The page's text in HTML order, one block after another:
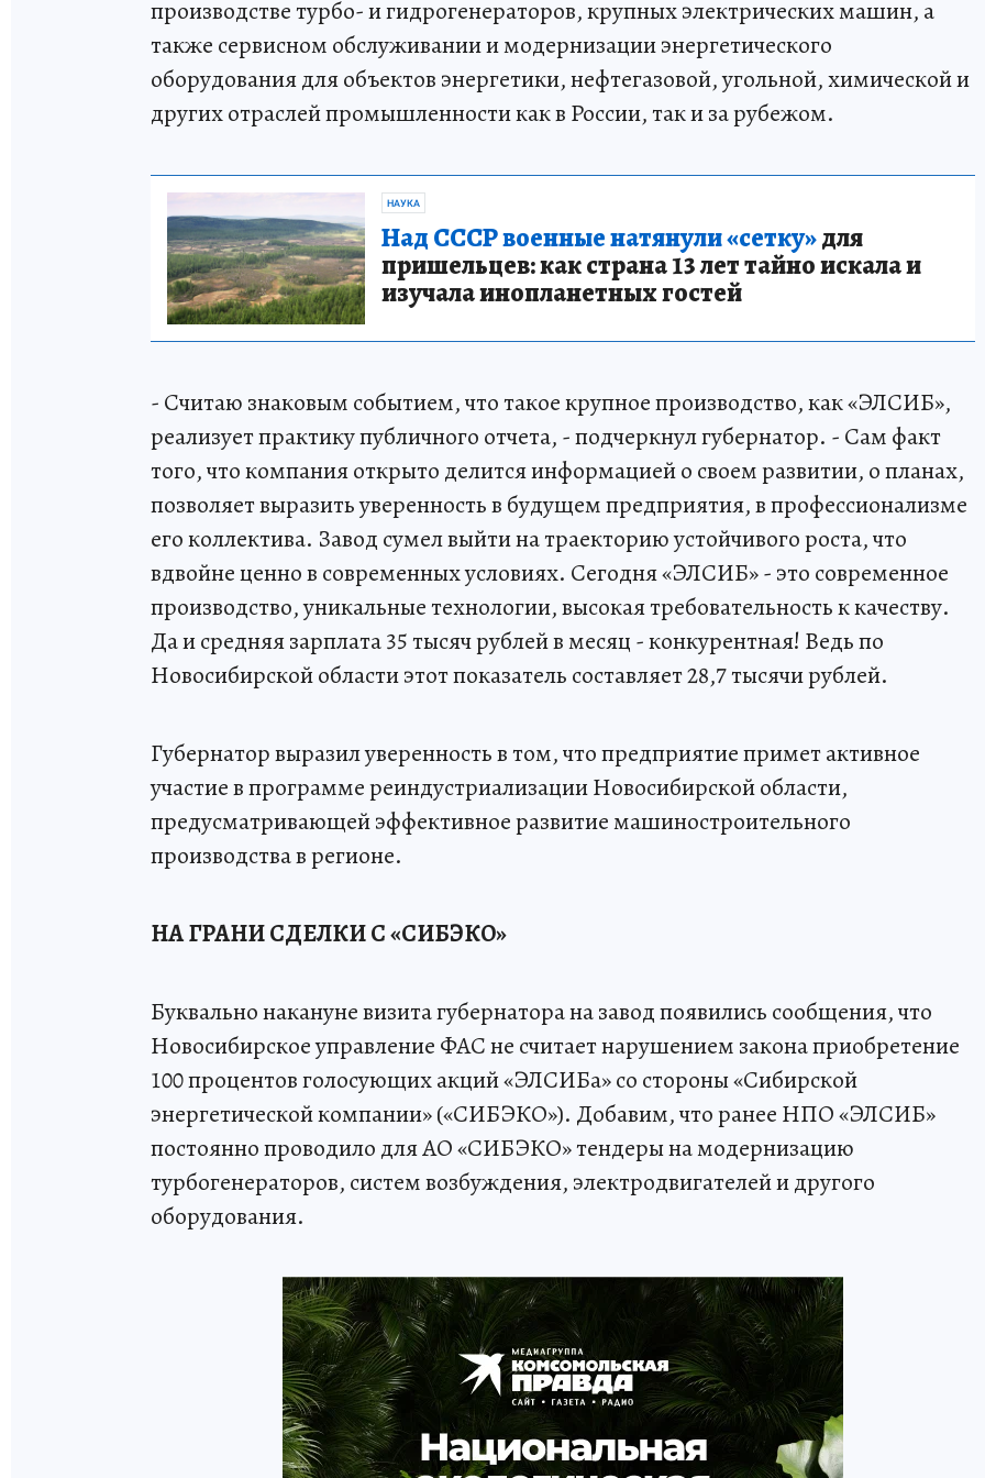
производстве турбо- и гидрогенераторов, крупных электрических машин, а
также сервисном обслуживании и модернизации энергетического
оборудования для объектов энергетики, нефтегазовой, угольной, химической и
других отраслей промышленности как в России, так и за рубежом.
НАУКА
Над СССР военные натянули «сетку»для
пришельцев: как страна 13 лет тайно искала и
изучала инопланетных гостей
- Считаю знаковым событием, что такое крупное производство, как «ЭЛСИБ»,
реализует практику публичного отчета, - подчеркнул губернатор. - Сам факт
того, что компания открыто делится информацией о своем развитии, о планах,
позволяет выразить уверенность в будущем предприятия, в профессионализме
его коллектива. Завод сумел выйти на траекторию устойчивого роста, что
вдвойне ценно в современных условиях. Сегодня «ЭЛСИБ» - это современное
производство, уникальные технологии, высокая требовательность к качеству.
Да и средняя зарплата 35 тысяч рублей в месяц - конкурентная! Ведь по
Новосибирской области этот показатель составляет 28,7 тысячи рублей.
Губернатор выразил уверенность в том, что предприятие примет активное
участие в программе реиндустриализации Новосибирской области,
предусматривающей эффективное развитие машиностроительного
производства в регионе.
НА ГРАНИ СДЕЛКИ С «СИБЭКО»
Буквально накануне визита губернатора на завод появились сообщения, что
Новосибирское управление ФАС не считает нарушением закона приобретение
100 процентов голосующих акций «ЭЛСИБа» со стороны «Сибирской
энергетической компании» («СИБЭКО»). Добавим, что ранее НПО «ЭЛСИБ»
постоянно проводило для АО «СИБЭКО» тендеры на модернизацию
турбогенераторов, систем возбуждения, электродвигателей и другого
оборудования.